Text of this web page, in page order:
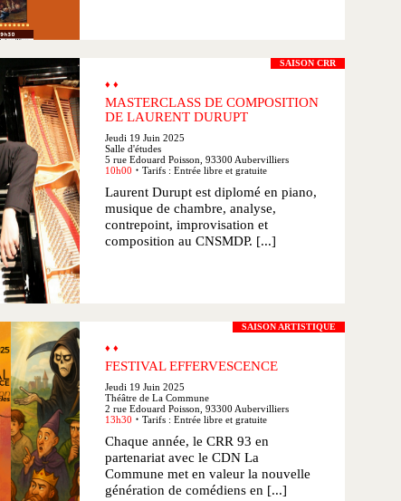
SAISON CRR
♦ ♦
MASTERCLASS DE COMPOSITION
DE LAURENT DURUPT
Jeudi 19 Juin 2025
Salle d'études
5 rue Edouard Poisson, 93300 Aubervilliers
10h00
● Tarifs : Entrée libre et gratuite
Laurent Durupt est diplomé en piano,
musique de chambre, analyse,
contrepoint, improvisation et
composition au CNSMDP. [...]
SAISON ARTISTIQUE
♦ ♦
FESTIVAL EFFERVESCENCE
Jeudi 19 Juin 2025
Théâtre de La Commune
2 rue Edouard Poisson, 93300 Aubervilliers
13h30
● Tarifs : Entrée libre et gratuite
Chaque année, le CRR 93 en
partenariat avec le CDN La
Commune met en valeur la nouvelle
génération de comédiens en [...]